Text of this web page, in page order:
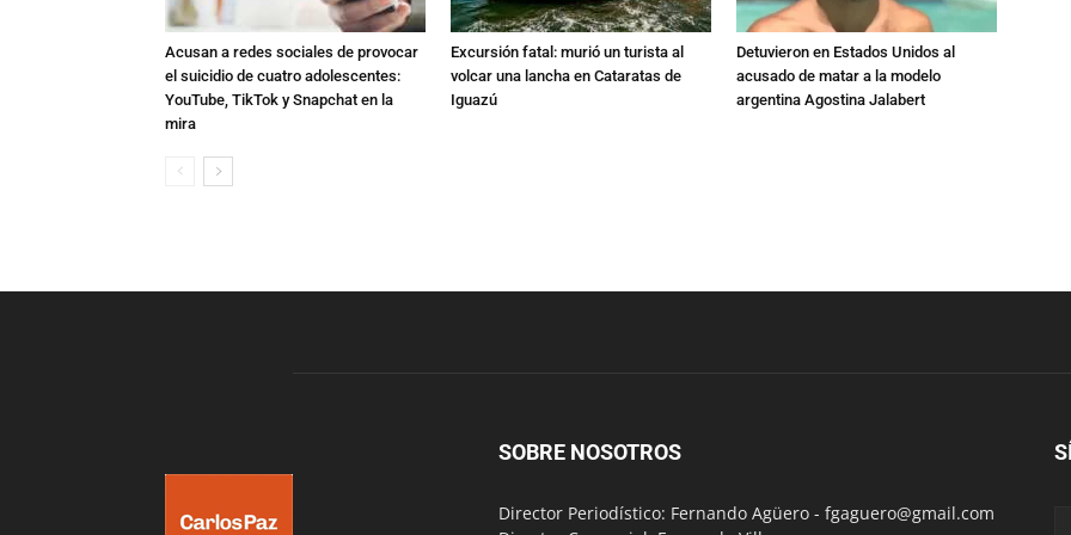
Acusan a redes sociales de provocar
el suicidio de cuatro adolescentes:
YouTube, TikTok y Snapchat en la
mira
Excursión fatal: murió un turista al
volcar una lancha en Cataratas de
Iguazú
Detuvieron en Estados Unidos al
acusado de matar a la modelo
argentina Agostina Jalabert
SOBRE NOSOTROS
Director Periodístico: Fernando Agüero - fgaguero@gmail.com